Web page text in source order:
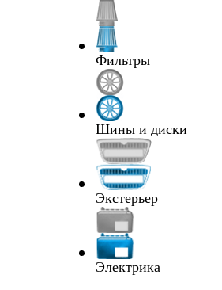
Фильтры
Шины и диски
Экстерьер
Электрика